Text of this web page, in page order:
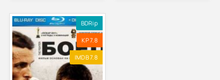
BDRip
KP 7.8
IMDB 7.8